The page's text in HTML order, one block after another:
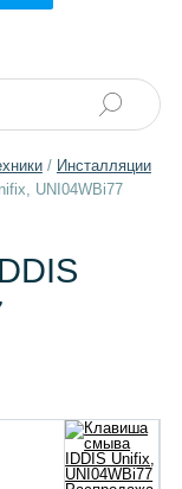
/ Инсталляции
UNI04WBi77